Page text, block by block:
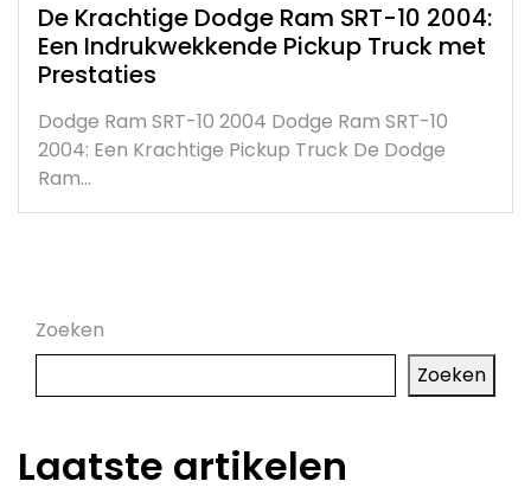
De Krachtige Dodge Ram SRT-10 2004:
Een Indrukwekkende Pickup Truck met
Prestaties
Dodge Ram SRT-10 2004 Dodge Ram SRT-10
2004: Een Krachtige Pickup Truck De Dodge
Ram…
Zoeken
Zoeken
Laatste artikelen